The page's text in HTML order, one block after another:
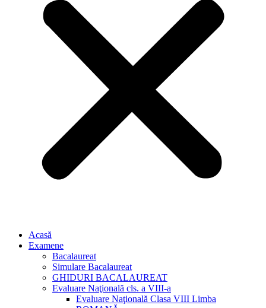
Acasă
Examene
Bacalaureat
Simulare Bacalaureat
GHIDURI BACALAUREAT
Evaluare Naţională cls. a VIII-a
Evaluare Naţională Clasa VIII Limba